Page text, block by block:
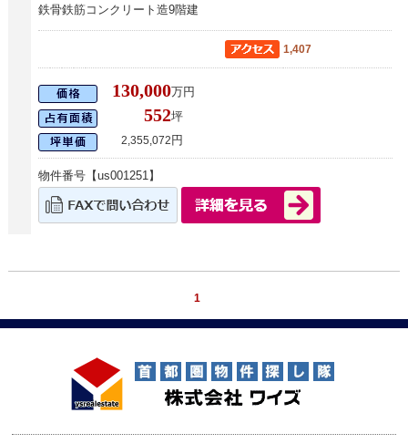
鉄骨鉄筋コンクリート造9階建
1,407
130,000万円
552坪
2,355,072円
物件番号【us001251】
1